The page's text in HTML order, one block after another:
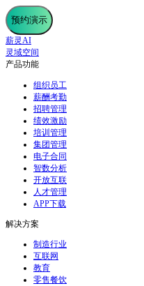
预约演示
薪灵AI
灵域空间
产品功能
组织员工
薪酬考勤
招聘管理
绩效激励
培训管理
集团管理
电子合同
智数分析
开放互联
人才管理
APP下载
解决方案
制造行业
互联网
教育
零售餐饮